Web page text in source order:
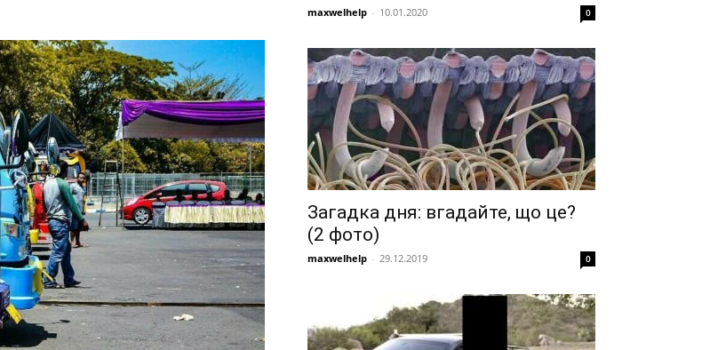
maxwelhelp - 10.01.2020 0
Загадка дня: вгадайте, що це?
(2 фото)
maxwelhelp - 29.12.2019 0